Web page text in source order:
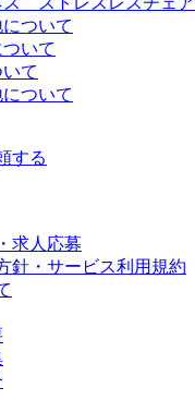
ついて
いて
て
ついて
する
求人応募
針・サービス利用規約